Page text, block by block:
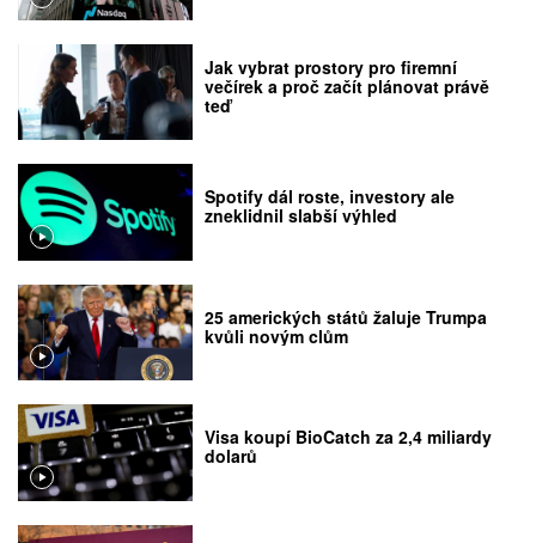
Jak vybrat prostory pro firemní
večírek a proč začít plánovat právě
teď
Spotify dál roste, investory ale
zneklidnil slabší výhled
25 amerických států žaluje Trumpa
kvůli novým clům
Visa koupí BioCatch za 2,4 miliardy
dolarů